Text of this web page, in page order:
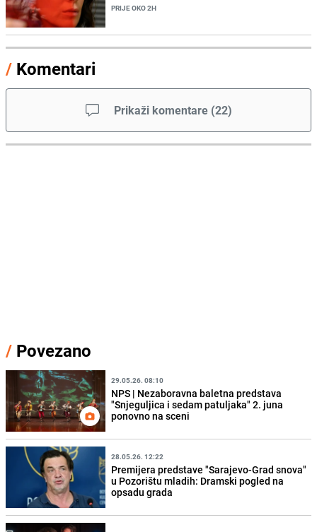
PRIJE OKO 2H
/ Komentari
Prikaži komentare (22)
/ Povezano
29.05.26. 08:10
NPS | Nezaboravna baletna predstava
"Snjeguljica i sedam patuljaka" 2. juna
ponovno na sceni
28.05.26. 12:22
Premijera predstave "Sarajevo-Grad snova"
u Pozorištu mladih: Dramski pogled na
opsadu grada